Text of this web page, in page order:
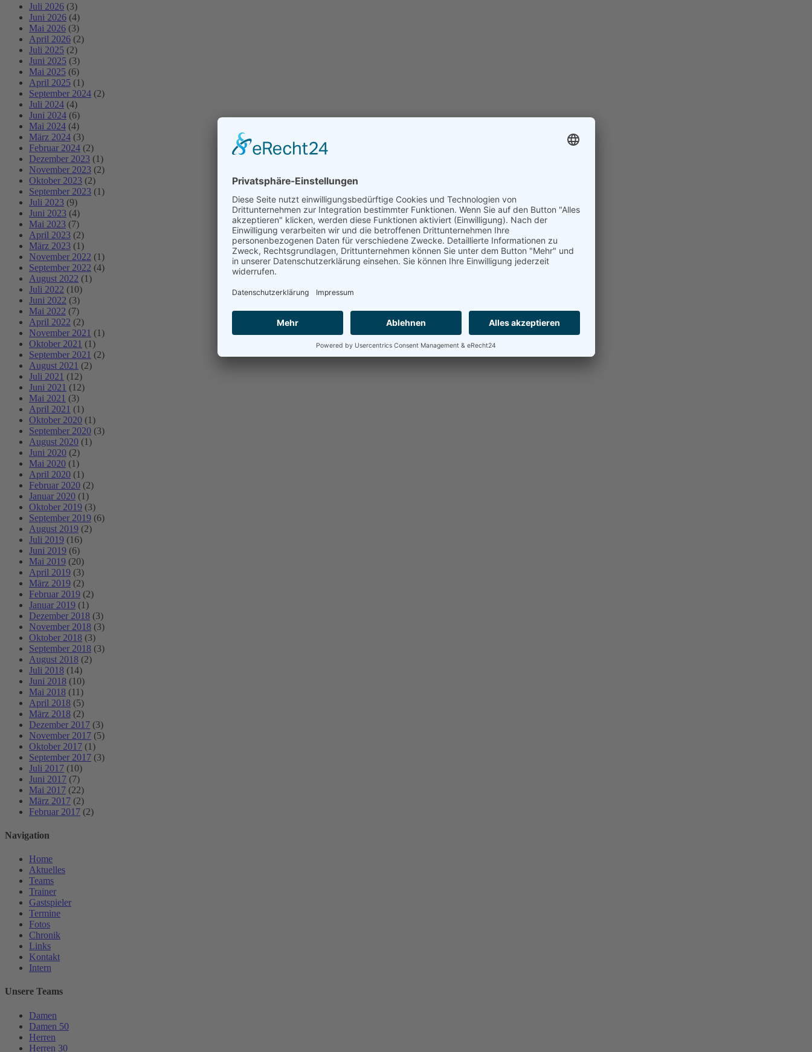
Juli 2026 (3)
Juni 2026 (4)
Mai 2026 (3)
April 2026 (2)
Juli 2025 (2)
Juni 2025 (3)
Mai 2025 (6)
April 2025 (1)
September 2024 (2)
Juli 2024 (4)
Juni 2024 (6)
Mai 2024 (4)
März 2024 (3)
Februar 2024 (2)
Dezember 2023 (1)
November 2023 (2)
Oktober 2023 (2)
September 2023 (1)
Juli 2023 (9)
Juni 2023 (4)
Mai 2023 (7)
April 2023 (2)
März 2023 (1)
November 2022 (1)
September 2022 (4)
August 2022 (1)
Juli 2022 (10)
Juni 2022 (3)
Mai 2022 (7)
April 2022 (2)
November 2021 (1)
Oktober 2021 (1)
September 2021 (2)
August 2021 (2)
Juli 2021 (12)
Juni 2021 (12)
Mai 2021 (3)
April 2021 (1)
Oktober 2020 (1)
September 2020 (3)
August 2020 (1)
Juni 2020 (2)
Mai 2020 (1)
April 2020 (1)
Februar 2020 (2)
Januar 2020 (1)
Oktober 2019 (3)
September 2019 (6)
August 2019 (2)
Juli 2019 (16)
Juni 2019 (6)
Mai 2019 (20)
April 2019 (3)
März 2019 (2)
Februar 2019 (2)
Januar 2019 (1)
Dezember 2018 (3)
November 2018 (3)
Oktober 2018 (3)
September 2018 (3)
August 2018 (2)
Juli 2018 (14)
Juni 2018 (10)
Mai 2018 (11)
April 2018 (5)
März 2018 (2)
Dezember 2017 (3)
November 2017 (5)
Oktober 2017 (1)
September 2017 (3)
Juli 2017 (10)
Juni 2017 (7)
Mai 2017 (22)
März 2017 (2)
Februar 2017 (2)
Navigation
Home
Aktuelles
Teams
Trainer
Gastspieler
Termine
Fotos
Chronik
Links
Kontakt
Intern
Unsere Teams
Damen
Damen 50
Herren
Herren 30